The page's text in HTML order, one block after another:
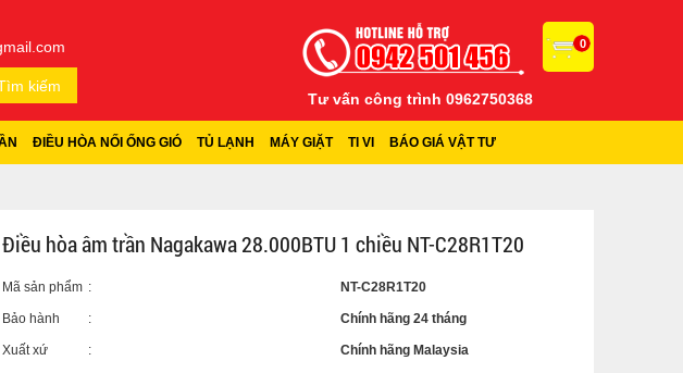
kiếm
0
Tư vấn công trình 0962750368
ĐIỀU HÒA NỐI ỐNG GIÓ TỦ LẠNH MÁY GIẶT TI VI BÁO GIÁ VẬT TƯ
Điều hòa âm trần Nagakawa 28.000BTU 1 chiều NT-C28R1T20
Mã sản phẩm : NT-C28R1T20
Bảo hành : Chính hãng 24 tháng
Xuất xứ : Chính hãng Malaysia